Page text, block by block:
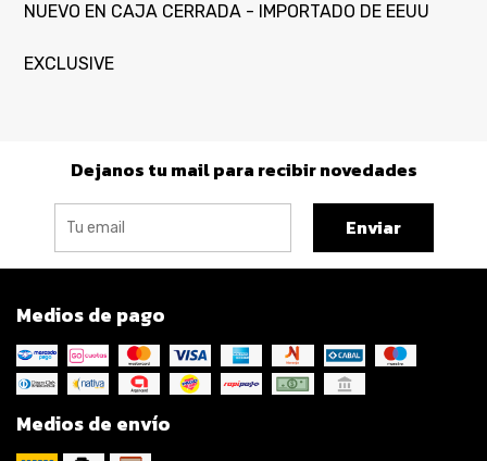
NUEVO EN CAJA CERRADA - IMPORTADO DE EEUU
EXCLUSIVE
Dejanos tu mail para recibir novedades
Enviar
Medios de pago
Medios de envío